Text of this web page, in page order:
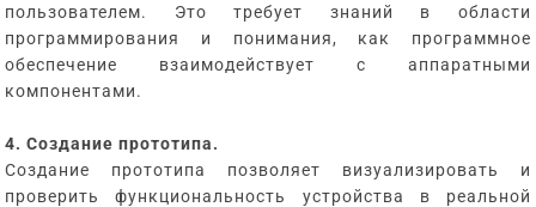
пользователем. Это требует знаний в области
программирования и понимания, как программное
обеспечение взаимодействует с аппаратными
компонентами.
4. Создание прототипа.
Создание прототипа позволяет визуализировать и
проверить функциональность устройства в реальной